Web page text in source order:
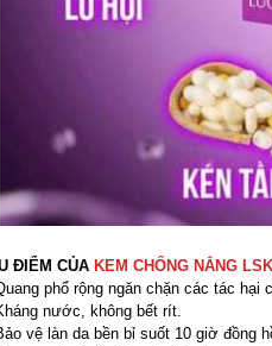
ĐIỂM CỦA KEM CHỐNG NẮNG
phổ rộng ngăn chặn các tác hại
nước, không bết rít.
vệ làn da bền bỉ suốt 10 giờ đồng